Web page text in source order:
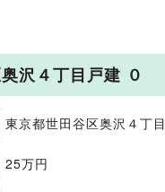
沢４丁目戸建 ０
東京都世田谷区奥沢４丁目
25万円